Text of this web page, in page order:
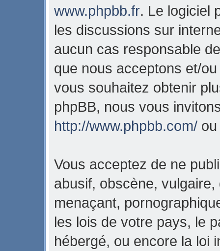
www.phpbb.fr. Le logiciel
les discussions sur
aucun cas responsable
que nous acceptons et/
vous souhaitez obtenir
phpBB, nous vous
http://www.phpbb.com/
Vous acceptez de ne
abusif, obscène,
menaçant,
les lois de votre pays, le
hébergé, ou encore la loi